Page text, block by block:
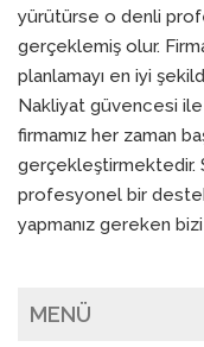
yürütürse o denli
gerçeklemiş olur.
planlamayı en iyi
Nakliyat güvencesi ile
firmamız her zaman
gerçekleştirmektedir.
profesyonel bir
yapmanız gereken
MENÜ